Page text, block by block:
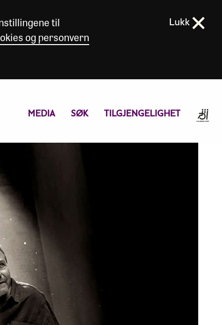
til
og personvern
Lukk
MEDIA SØK TILGJENGELIGHET